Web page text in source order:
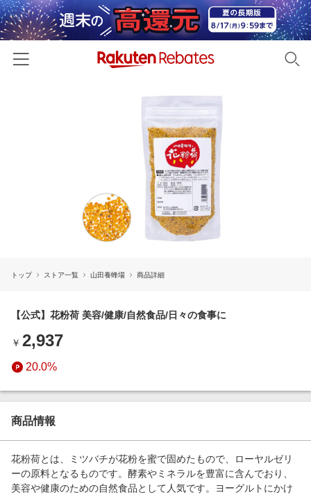
食品・スイーツ・お酒
日用品・キッチン用品
キッズ・ベビー用品
エンタメ
スポーツ・アウトドア・ゴルフ
インテリア・寝具
ペット・花・DIY・車
金融・マネー・保険
デジタルコンテンツ
リーベイツ注目ストア
初回購入者限定特典
対象ストア新規限定特典
電子書籍特集
旅行特集
わくわく夏特集
とことん買い物チャレンジ
Apple公式サイト×楽天カード分割払い
Qoo10メガポ
Samsung ボーナスキャンペーン
週末の高還元 夏の長期版
トップ ストア一覧 山田養蜂場 商品詳細
【公式】花粉荷 美容/健康/自然食品/日々の食事に
￥ 2,937
20.0%
商品情報
花粉荷とは、ミツバチが花粉を蜜で固めたもので、ローヤルゼリ
ーの原料となるものです。酵素やミネラルを豊富に含んでおり、
美容や健康のための自然食品として人気です。ヨーグルトにかけ